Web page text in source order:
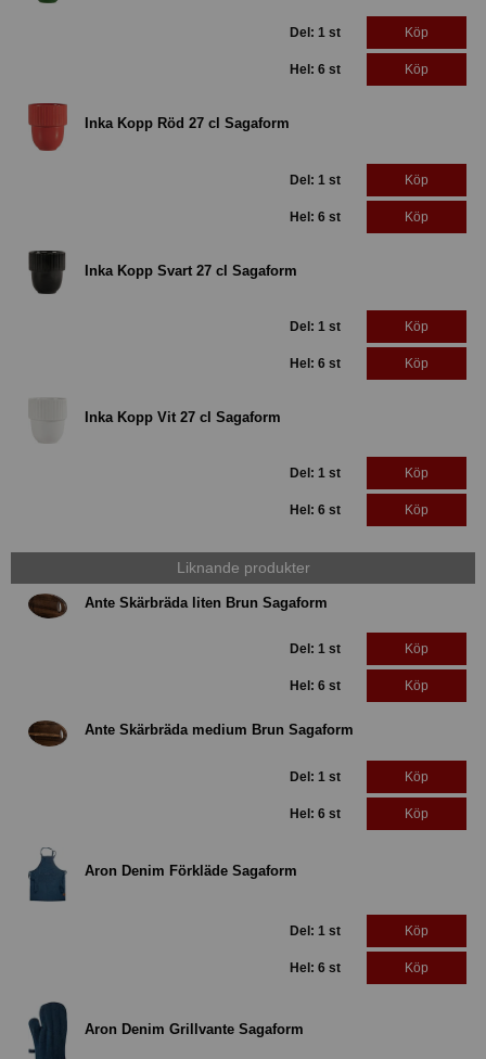
Del: 1 st Köp
Hel: 6 st Köp
Inka Kopp Röd 27 cl Sagaform
Del: 1 st Köp
Hel: 6 st Köp
Inka Kopp Svart 27 cl Sagaform
Del: 1 st Köp
Hel: 6 st Köp
Inka Kopp Vit 27 cl Sagaform
Del: 1 st Köp
Hel: 6 st Köp
Liknande produkter
Ante Skärbräda liten Brun Sagaform
Del: 1 st Köp
Hel: 6 st Köp
Ante Skärbräda medium Brun Sagaform
Del: 1 st Köp
Hel: 6 st Köp
Aron Denim Förkläde Sagaform
Del: 1 st Köp
Hel: 6 st Köp
Aron Denim Grillvante Sagaform